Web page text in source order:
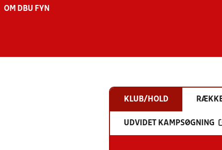
OM DBU FYN
KLUB/HOLD
UDVIDET KAMPSØGNING